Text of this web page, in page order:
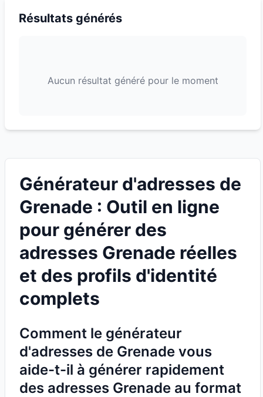
Résultats générés
Aucun résultat généré pour le moment
Générateur d'adresses de
Grenade : Outil en ligne
pour générer des
adresses Grenade réelles
et des profils d'identité
complets
Comment le générateur
d'adresses de Grenade vous
aide-t-il à générer rapidement
des adresses Grenade au format